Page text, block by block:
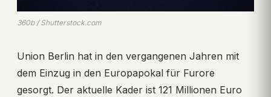
360b / Shutterstock.com
Union Berlin hat in den vergangenen Jahren mit
dem Einzug in den Europapokal für Furore
gesorgt. Der aktuelle Kader ist 121 Millionen Euro